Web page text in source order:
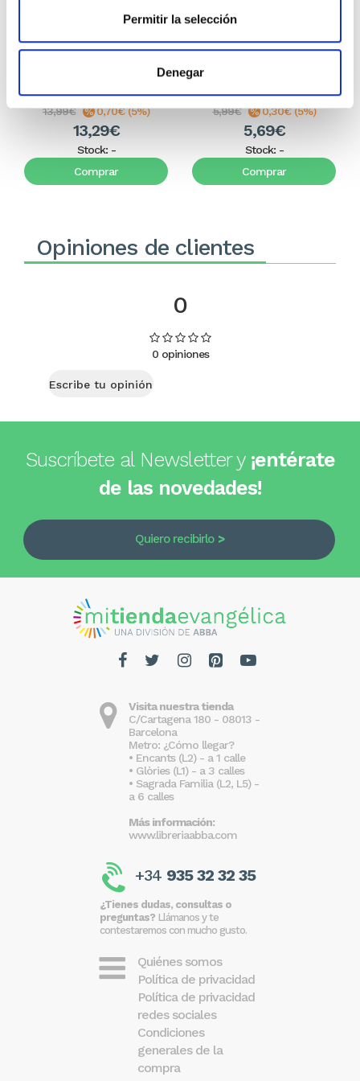
Permitir la selección
Denegar
español-inglés)
13,99€ 0,70€ (5%)
13,29€
Stock: -
Comprar
preguntas bíblicas
5,99€ 0,30€ (5%)
5,69€
Stock: -
Comprar
Opiniones de clientes
0
0 opiniones
Escribe tu opinión
Suscríbete al Newsletter y ¡entérate
de las novedades!
Quiero recibirlo
Visita nuestra tienda
C/Cartagena 180 - 08013 -
Barcelona
Metro: ¿Cómo llegar?
• Encants (L2) - a 1 calle
• Glòries (L1) - a 3 calles
• Sagrada Familia (L2, L5) -
a 6 calles
Más información:
www.libreriaabba.com
+34 935 32 32 35
¿Tienes dudas, consultas o
preguntas? Llámanos y te
contestaremos con mucho gusto.
Quiénes somos
Política de privacidad
Política de privacidad
redes sociales
Condiciones
generales de la
compra